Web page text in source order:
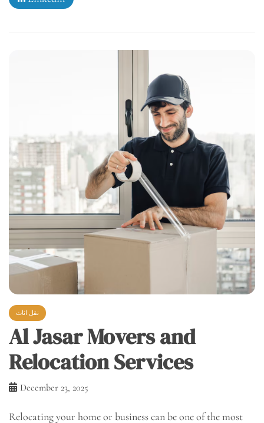
نقل اثاث
Al Jasar Movers and
Relocation Services
December 23, 2025
Relocating your home or business can be one of the most